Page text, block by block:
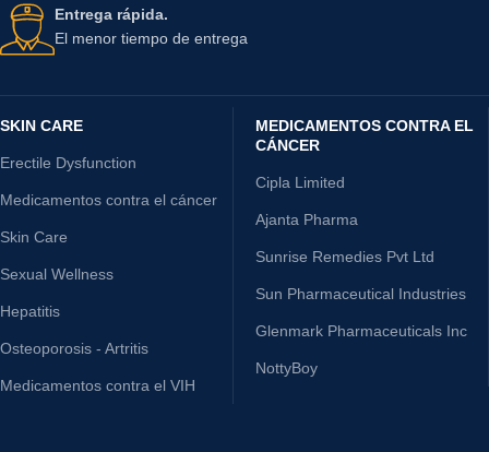
Entrega rápida.
El menor tiempo de entrega
SKIN CARE
Erectile Dysfunction
Medicamentos contra el cáncer
Skin Care
Sexual Wellness
Hepatitis
Osteoporosis - Artritis
Medicamentos contra el VIH
MEDICAMENTOS CONTRA EL
CÁNCER
Cipla Limited
Ajanta Pharma
Sunrise Remedies Pvt Ltd
Sun Pharmaceutical Industries
Glenmark Pharmaceuticals Inc
NottyBoy